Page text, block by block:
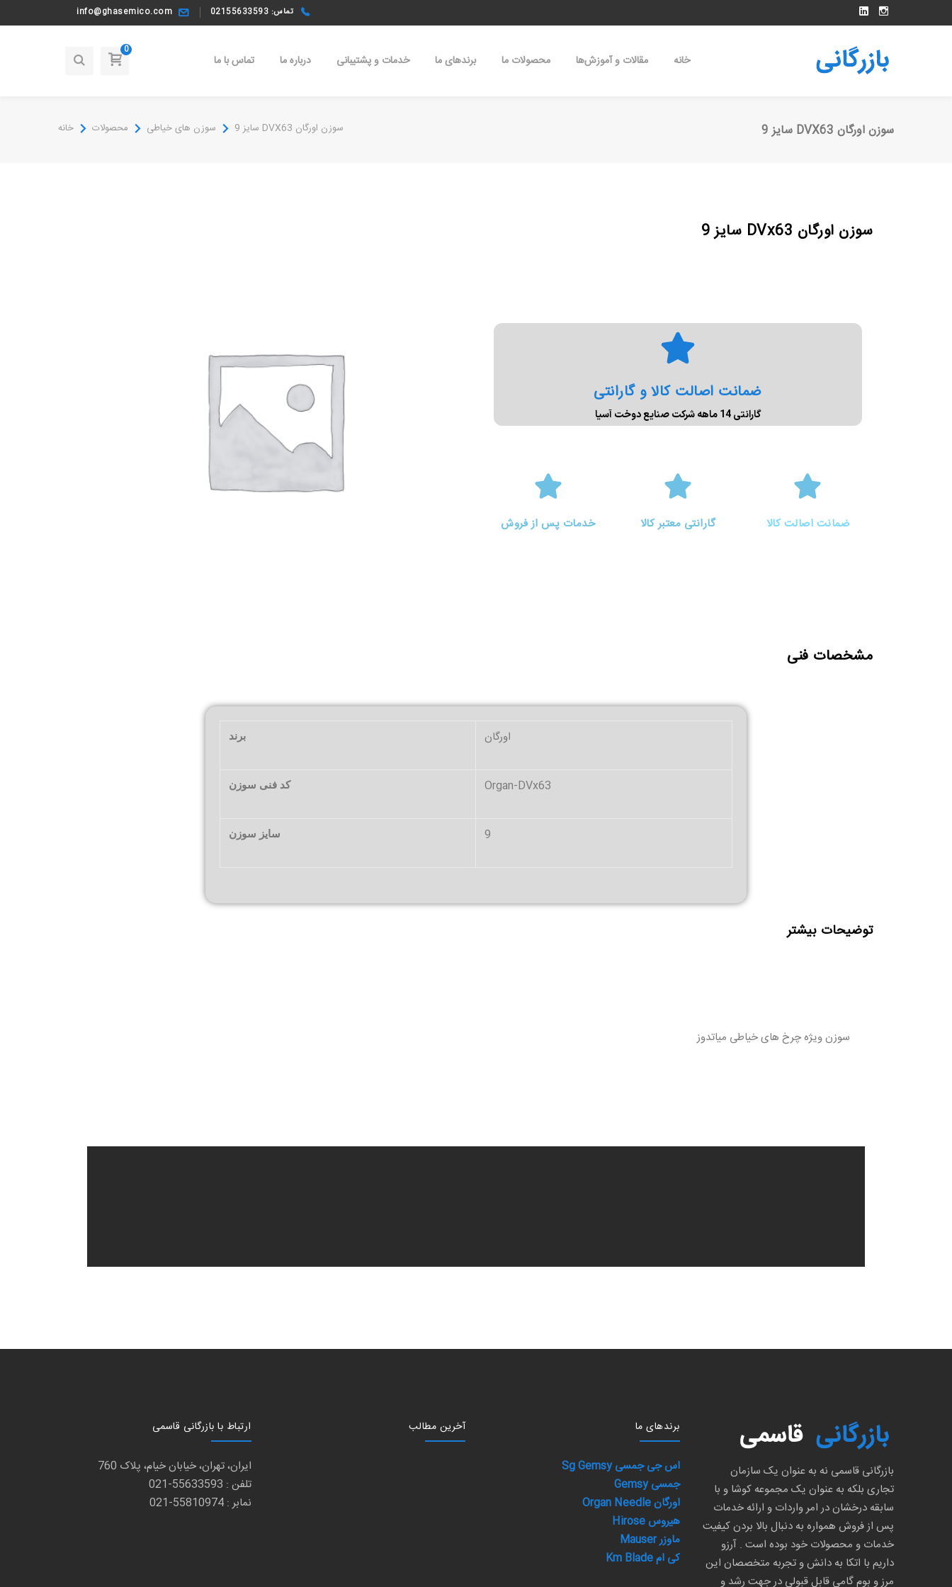
info@ghasemico.com تماس: 02155633593
0
خانه مقالات و آموزش‌ها محصولات ما برند‌های ما خدمات و پشتیبانی درباره ما تماس با ما
سوزن اورگان DVX63 سایز 9 خانه محصولات سوزن های خیاطی سوزن اورگان DVX63 سایز 9
سوزن اورگان DVx63 سایز 9
ضمانت اصالت کالا و گارانتی
گارانتی 14 ماهه شرکت صنایع دوخت آسیا
خدمات پس از فروش گارانتی معتبر کالا ضمانت اصالت کالا
مشخصات فنی
برند اورگان
کد فنی سوزن Organ-DVx63
سایز سوزن 9
توضیحات بیشتر
سوزن ویژه چرخ های خیاطی میاتدوز
بازرگانی قاسمی نه به عنوان یک سازمان
تجاری بلکه به عنوان یک مجموعه کوشا و با
سابقه درخشان در امر واردات و ارائه خدمات
پس از فروش همواره به دنبال بالا بردن کیفیت
خدمات و محصولات خود بوده است . آرزو
داریم با اتکا به دانش و تجربه متخصصان این
مرز و بوم گامی قابل قبولی در جهت رشد و
برند‌های ما
اس جی جمسی Sg Gemsy
جمسی Gemsy
اورگان Organ Needle
هیروس Hirose
ماوزر Mauser
کی ام Km Blade
آخرین مطالب ارتباط با بازرگانی قاسمی
ایران، تهران، خیابان خیام، پلاک 760
تلفن : 55633593-021
نمابر : 55810974-021